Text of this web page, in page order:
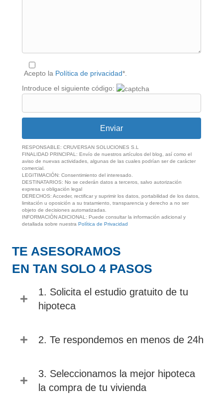
Acepto la Política de privacidad*.
Introduce el siguiente código:
RESPONSABLE: CRUVERSAN SOLUCIONES S.L
FINALIDAD PRINCIPAL: Envío de nuestros artículos del blog, así como el
aviso de nuevas actividades, algunas de las cuales podrían ser de carácter
comercial.
LEGITIMACIÓN: Consentimiento del interesado.
DESTINATARIOS: No se cederán datos a terceros, salvo autorización
expresa u obligación legal
DERECHOS: Acceder, rectificar y suprimir los datos, portabilidad de los datos,
limitación u oposición a su tratamiento, transparencia y derecho a no ser
objeto de decisiones automatizadas.
INFORMACIÓN ADICIONAL: Puede consultar la información adicional y
detallada sobre nuestra Política de Privacidad
TE ASESORAMOS
EN TAN SOLO 4 PASOS
1. Solicita el estudio gratuito de tu
hipoteca
2. Te respondemos en menos de 24h
3. Seleccionamos la mejor hipoteca
la compra de tu vivienda